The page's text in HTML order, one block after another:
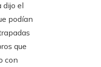
dijo el
podían
que
con